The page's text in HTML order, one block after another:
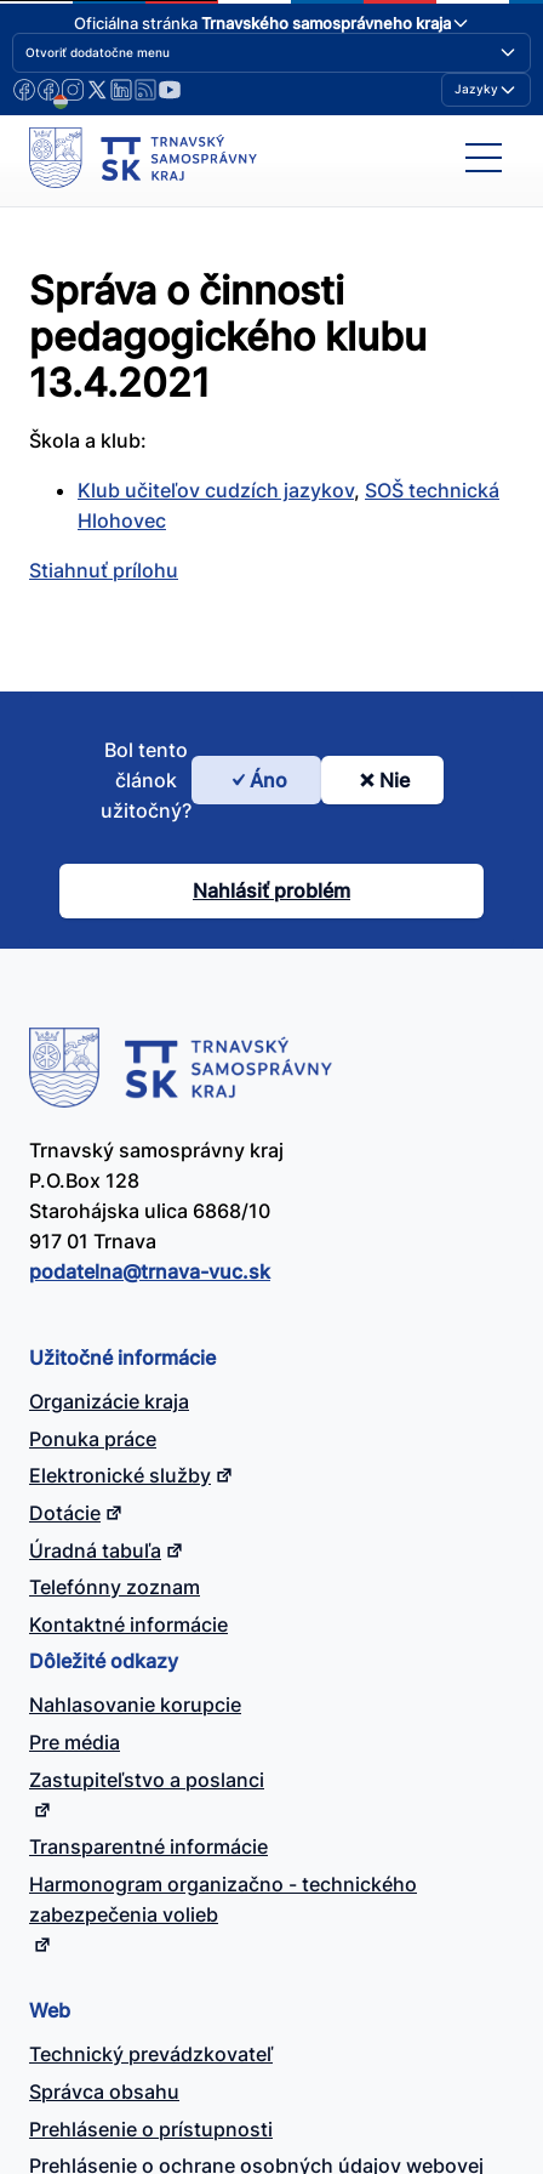
Oficiálna stránkaTrnavského samosprávneho kraja
Otvoriť dodatočne menu
Jazyky
Správa o činnosti
pedagogického klubu
13.4.2021
Škola a klub:
Klub učiteľov cudzích jazykov, SOŠ technická
Hlohovec
Stiahnuť prílohu
Bol
článok
užitočný?
Bol tento
článok
užitočný?
Áno Nie
Nahlásiť problém
Trnavský samosprávny kraj
P.O.Box 128
Starohájska ulica 6868/10
917 01 Trnava
podatelna@​trnava-vuc.sk
Užitočné informácie
Organizácie kraja
Ponuka práce
Elektronické služby
Dotácie
Úradná tabuľa
Telefónny zoznam
Kontaktné informácie
Dôležité odkazy
Nahlasovanie korupcie
Pre média
Zastupiteľstvo a poslanci
Transparentné informácie
Harmonogram organizačno - technického
zabezpečenia volieb
Web
Technický prevádzkovateľ
Správca obsahu
Prehlásenie o prístupnosti
Prehlásenie o ochrane osobných údajov webovej